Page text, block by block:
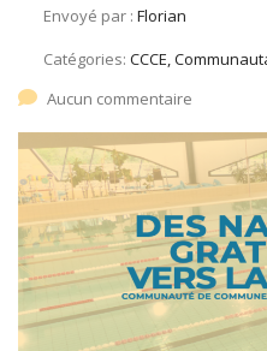
Envoyé par : Florian
Catégories: CCCE,
Aucun commentaire